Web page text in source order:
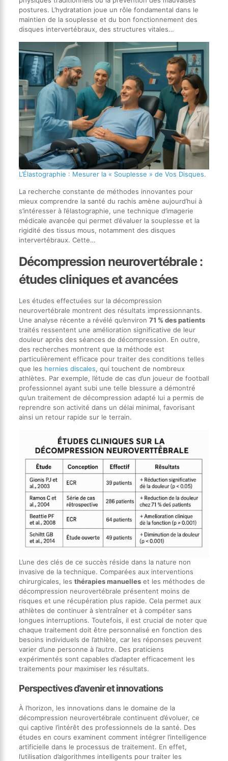
postures. L’hydratation joue un rôle fondamental dans le
maintien de la souplesse et du bon fonctionnement des
disques intervertébraux, des structures vitales…
L’Élastographie : Mesurer la « Souplesse » de Vos Disques.
La recherche constante de méthodes innovantes pour
mieux comprendre la santé du rachis amène aujourd’hui à
s’intéresser à l’élastographie, une technique d’imagerie
médicale avancée qui permet d’évaluer la souplesse et la
rigidité des tissus mous, notamment des disques
intervertébraux. Cette…
Décompression neurovertébrale :
études cliniques et avancées
Les études effectuées sur la décompression
neurovertébrale montrent des résultats impressionnants.
Une analyse récente a révélé qu’environ 71 % des patients
traités ressentent une amélioration significative de leur
douleur après des séances de décompression. En outre,
des recherches montrent que la méthode est
particulièrement efficace pour traiter des conditions telles
que les hernies discales, qui touchent de nombreux
athlètes. Par exemple, l’étude de cas d’un joueur de football
professionnel ayant subi une telle blessure a démontré
qu’un traitement de décompression adapté lui a permis de
reprendre son activité dans un délai minimal, favorisant
ainsi un retour rapide sur le terrain.
L’une des clés de ce succès réside dans la nature non
invasive de la technique. Comparées aux interventions
chirurgicales, les thérapies manuelleset les méthodes de
décompression neurovertébrale présentent moins de
risques et une récupération plus rapide. Cela permet aux
athlètes de continuer à s’entraîner et à compéter sans
longues interruptions. Toutefois, il est crucial de noter que
chaque traitement doit être personnalisé en fonction des
besoins individuels de l’athlète, car les réponses peuvent
varier d’une personne à l’autre. Des praticiens
expérimentés sont capables d’adapter efficacement les
traitements pour maximiser les résultats.
Perspectives d’avenir et innovations
À l’horizon, les innovations dans le domaine de la
décompression neurovertébrale continuent d’évoluer, ce
qui captive l’intérêt des professionnels de la santé. Des
études en cours examinent comment intégrer l’intelligence
artificielle dans le processus de traitement. En effet,
l’utilisation d’algorithmes intelligents pour traiter les